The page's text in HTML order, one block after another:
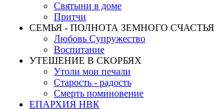
Святыни в доме
Притчи
СЕМЬЯ - ПОЛНОТА ЗЕМНОГО СЧАСТЬЯ
Любовь Супружество
Воспитание
УТЕШЕНИЕ В СКОРБЯХ
Утоли мои печали
Старость - радость
Смерть поминовение
ЕПАРХИЯ НВК